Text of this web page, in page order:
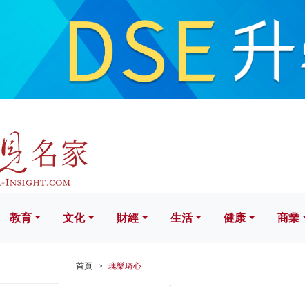
文化 財經 生活 健康
教育 文化 財經 生活 健康 商業
首頁 瑰樂琦心